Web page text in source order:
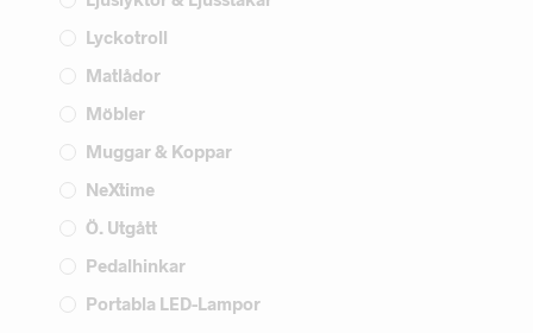
Lyckotroll
Matlådor
Möbler
Muggar & Koppar
NeXtime
Ö. Utgått
Pedalhinkar
Portabla LED-Lampor